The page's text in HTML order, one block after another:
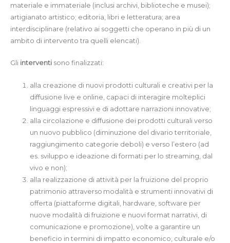
materiale e immateriale (inclusi archivi, biblioteche e musei);
artigianato artistico; editoria, libri e letteratura; area
interdisciplinare (relativo ai soggetti che operano in più di un
ambito di intervento tra quelli elencati).
Gli interventi sono finalizzati:
alla creazione di nuovi prodotti culturali e creativi per la
diffusione live e online, capaci di interagire molteplici
linguaggi espressivi e di adottare narrazioni innovative;
alla circolazione e diffusione dei prodotti culturali verso
un nuovo pubblico (diminuzione del divario territoriale,
raggiungimento categorie deboli) e verso l’estero (ad
es. sviluppo e ideazione di formati per lo streaming, dal
vivo e non);
alla realizzazione di attività per la fruizione del proprio
patrimonio attraverso modalità e strumenti innovativi di
offerta (piattaforme digitali, hardware, software per
nuove modalità di fruizione e nuovi format narrativi, di
comunicazione e promozione), volte a garantire un
beneficio in termini di impatto economico, culturale e/o